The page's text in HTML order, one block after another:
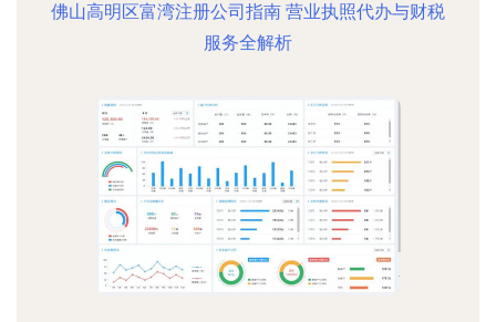
佛山高明区富湾注册公司指南 营业执照代办与财税
服务全解析